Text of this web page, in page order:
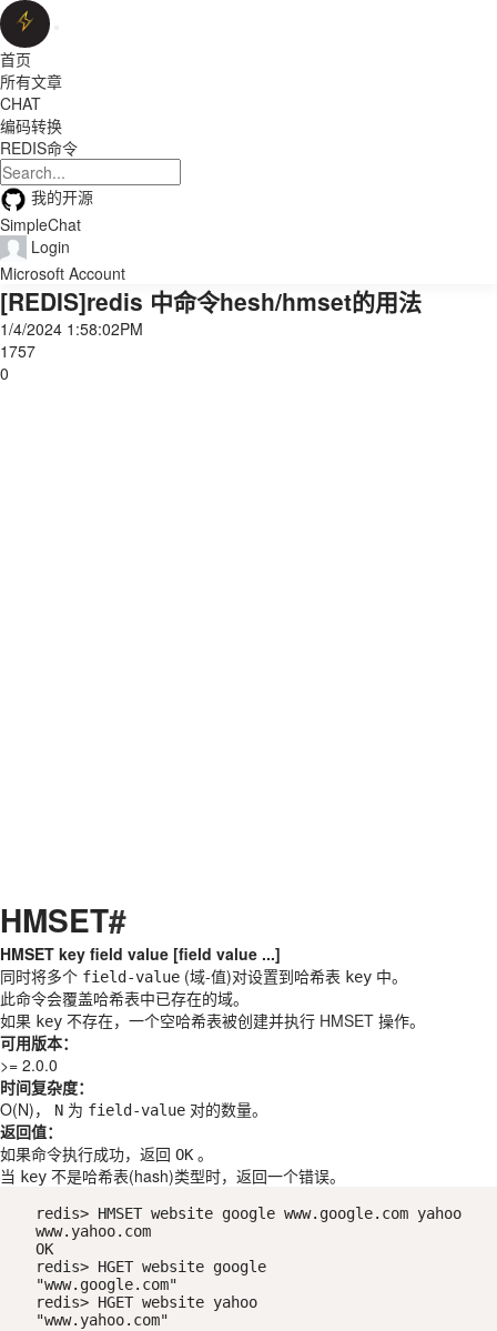
首页
所有文章
CHAT
编码转换
REDIS命令
我的开源
SimpleChat
Login
Microsoft Account
[REDIS]redis 中命令hesh/hmset的用法
1/4/2024 1:58:02PM
1757
0
HMSET#
HMSET key field value [field value ...]
同时将多个 field-value (域-值)对设置到哈希表 key 中。
此命令会覆盖哈希表中已存在的域。
如果 key 不存在，一个空哈希表被创建并执行 HMSET 操作。
可用版本：
>= 2.0.0
时间复杂度：
O(N)，
N 为 field-value 对的数量。
返回值：
如果命令执行成功，返回 OK 。
当 key 不是哈希表(hash)类型时，返回一个错误。
redis> HMSET website google www.google.com yahoo
www.yahoo.com
OK
redis> HGET website google
"www.google.com"
redis> HGET website yahoo
"www.yahoo.com"